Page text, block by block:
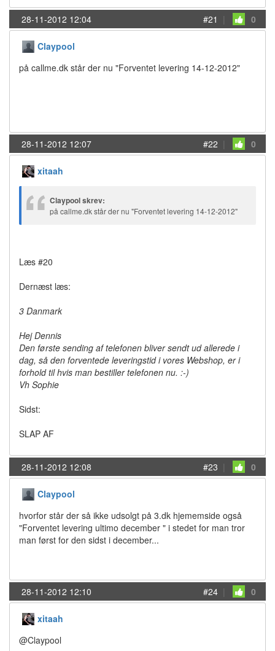
28-11-2012 12:04 #21 | 0
Claypool
på callme.dk står der nu "Forventet levering 14-12-2012"
28-11-2012 12:07 #22 | 0
xitaah
Claypool skrev:
på callme.dk står der nu "Forventet levering 14-12-2012"
Læs #20
Dernæst læs:
3 Danmark
Hej Dennis
Den første sending af telefonen bliver sendt ud allerede i
dag, så den forventede leveringstid i vores Webshop, er i
forhold til hvis man bestiller telefonen nu. :-)
Vh Sophie
Sidst:
SLAP AF
28-11-2012 12:08 #23 | 0
Claypool
hvorfor står der så ikke udsolgt på 3.dk hjememside også
"Forventet levering ultimo december " i stedet for man tror
man først for den sidst i december...
28-11-2012 12:10 #24 | 0
xitaah
@Claypool